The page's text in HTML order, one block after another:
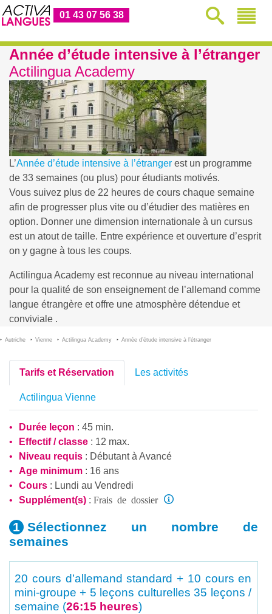
01 43 07 56 38
Année d’étude intensive à l’étranger
Actilingua Academy
L’Année d’étude intensive à l’étranger est un programme
de 33 semaines (ou plus) pour étudiants motivés.
Vous suivez plus de 22 heures de cours chaque semaine
afin de progresser plus vite ou d’étudier des matières en
option. Donner une dimension internationale à un cursus
est un atout de taille. Entre expérience et ouverture d’esprit
on y gagne à tous les coups.
Actilingua Academy est reconnue au niveau international
pour la qualité de son enseignement de l’allemand comme
langue étrangère et offre une atmosphère détendue et
conviviale .
Autriche Vienne Actilingua Academy Année d’étude intensive à l’étranger
Tarifs et Réservation Les activités
Actilingua Vienne
Durée leçon : 45 min.
Effectif / classe : 12 max.
Niveau requis : Débutantà Avancé
Age minimum : 16 ans
Cours : Lundi au Vendredi
Supplément(s) : Frais de dossier
Sélectionnez un nombre de
semaines
20 cours d’allemand standard + 10 cours en
mini-groupe + 5 leçons culturelles 35 leçons /
semaine (26:15 heures)